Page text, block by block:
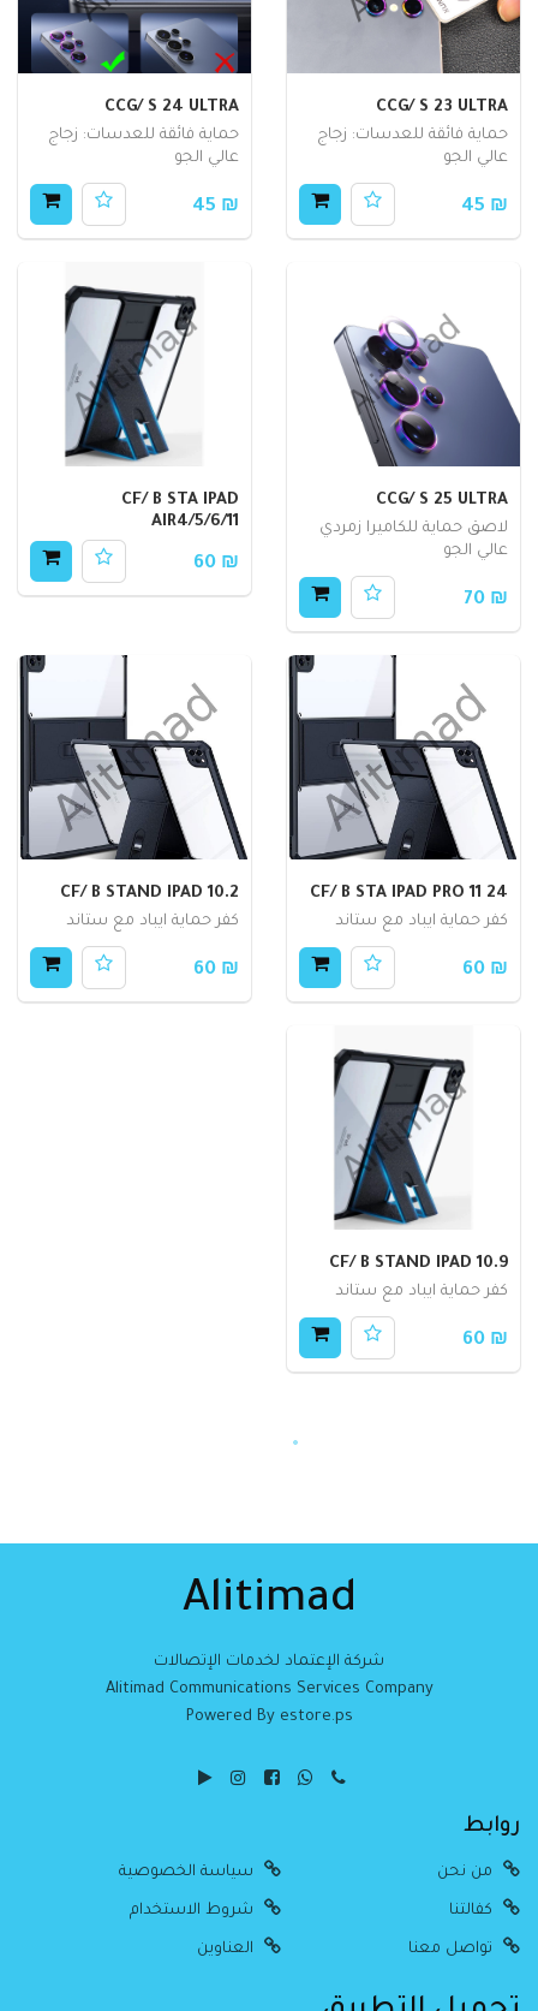
CCG/ S 23 ULTRA
حماية فائقة للعدسات: زجاج
عالي الجو
₪ 45
CCG/ S 24 ULTRA
حماية فائقة للعدسات: زجاج
عالي الجو
₪ 45
CCG/ S 25 ULTRA
لاصق حماية للكاميرا زمردي
عالي الجو
₪ 70
CF/ B STA IPAD
AIR4/5/6/11
₪ 60
CF/ B STA IPAD PRO 11 24
كفر حماية ايباد مع ستاند
₪ 60
CF/ B STAND IPAD 10.2
كفر حماية ايباد مع ستاند
₪ 60
CF/ B STAND IPAD 10.9
كفر حماية ايباد مع ستاند
₪ 60
Alitimad
شركة الإعتماد لخدمات الإتصالات
Alitimad Communications Services Company
Powered By estore.ps
روابط
من نحن سياسة الخصوصية
كفالتنا شروط الاستخدام
تواصل معنا العناوين